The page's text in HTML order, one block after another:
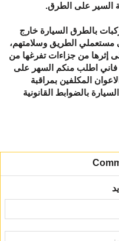
بالطرق السيارة خارج
مستعملي الطريق وسلامتهم،
إثرها من جزاءات تفرغها من
فاني اطلب منكم السهر على
المكلفين بمراقبة
بالضوابط القانونية